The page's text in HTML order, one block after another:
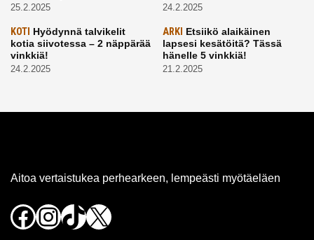
25.2.2025 24.2.2025
KOTI Hyödynnä talvikelit
kotia siivotessa – 2 näppärää
vinkkiä!
24.2.2025
ARKI Etsiikö alaikäinen
lapsesi kesätöitä? Tässä
hänelle 5 vinkkiä!
21.2.2025
Aitoa vertaistukea perhearkeen, lempeästi myötäeläen
Facebook
Instagram
TikTok
X